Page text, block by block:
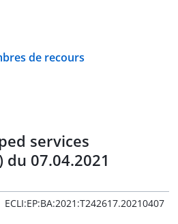
de recours
services
du 07.04.2021
ECLI:EP:BA:2021:T242617.20210407